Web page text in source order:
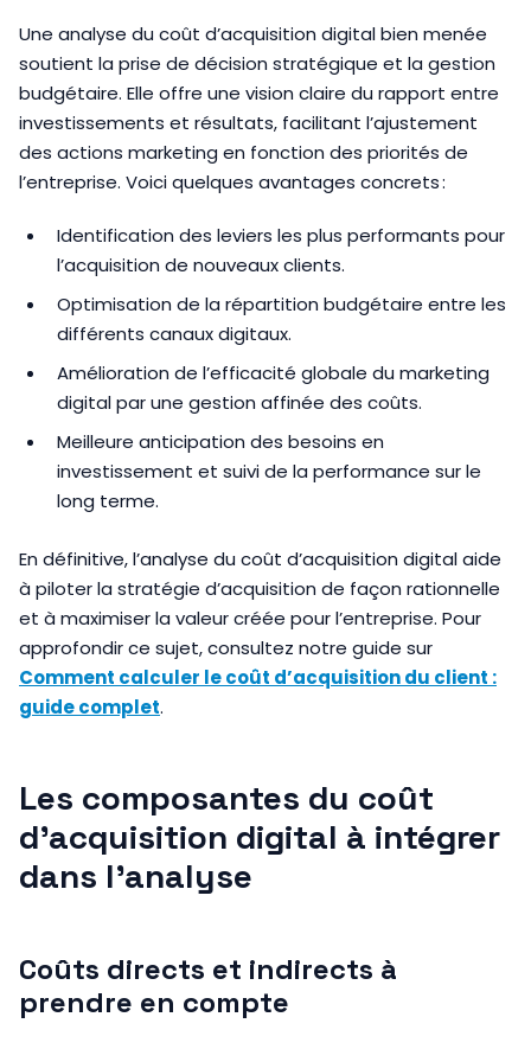
Une analyse du coût d’acquisition digital bien menée
soutient la prise de décision stratégique et la gestion
budgétaire. Elle offre une vision claire du rapport entre
investissements et résultats, facilitant l’ajustement
des actions marketing en fonction des priorités de
l’entreprise. Voici quelques avantages concrets :
Identification des leviers les plus performants pour
l’acquisition de nouveaux clients.
Optimisation de la répartition budgétaire entre les
différents canaux digitaux.
Amélioration de l’efficacité globale du marketing
digital par une gestion affinée des coûts.
Meilleure anticipation des besoins en
investissement et suivi de la performance sur le
long terme.
En définitive, l’analyse du coût d’acquisition digital aide
à piloter la stratégie d’acquisition de façon rationnelle
et à maximiser la valeur créée pour l’entreprise. Pour
approfondir ce sujet, consultez notre guide sur
Comment calculer le coût d’acquisition du client :
guide complet.
Les composantes du coût
d’acquisition digital à intégrer
dans l’analyse
Coûts directs et indirects à
prendre en compte